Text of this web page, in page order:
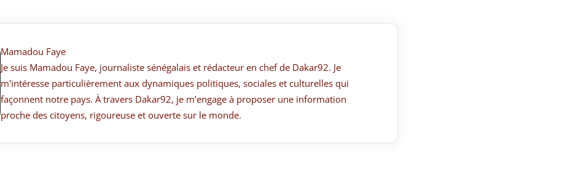
Mamadou Faye
Je suis Mamadou Faye, journaliste sénégalais et rédacteur en chef de Dakar92. Je
m'intéresse particulièrement aux dynamiques politiques, sociales et culturelles qui
façonnent notre pays. À travers Dakar92, je m’engage à proposer une information
proche des citoyens, rigoureuse et ouverte sur le monde.